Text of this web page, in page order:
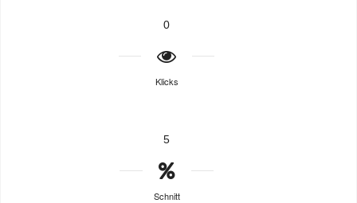
0
Klicks
5
Schnitt